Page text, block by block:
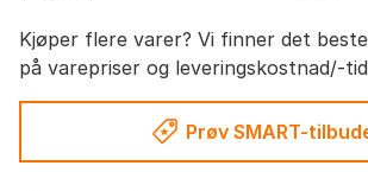
Kjøper flere varer? Vi finner det
på varepriser og leveringskostnad/-
Prøv SMART-